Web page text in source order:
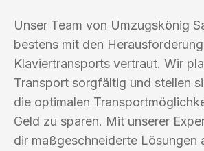
Unser Team von Umzugskönig
bestens mit den
Klaviertransports vertraut. Wir
Transport sorgfältig und stellen
die optimalen
Geld zu sparen. Mit unserer
dir maßgeschneiderte Lösungen